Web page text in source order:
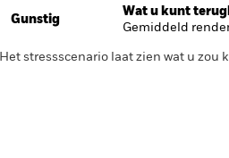
Gunstig
Wat u kunt
Gemiddeld
Het stressscenario laat zien wat u